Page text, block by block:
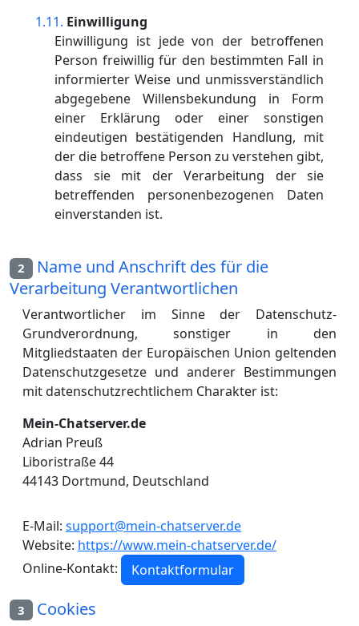
Einwilligung
Einwilligung ist jede von der betroffenen
Person freiwillig für den bestimmten Fall in
informierter Weise und unmissverständlich
abgegebene Willensbekundung in Form
einer Erklärung oder einer sonstigen
eindeutigen bestätigenden Handlung, mit
der die betroffene Person zu verstehen gibt,
dass sie mit der Verarbeitung der sie
betreffenden personenbezogenen Daten
einverstanden ist.
2 Name und Anschrift des für die
Verarbeitung Verantwortlichen
Verantwortlicher im Sinne der Datenschutz-
Grundverordnung, sonstiger in den
Mitgliedstaaten der Europäischen Union geltenden
Datenschutzgesetze und anderer Bestimmungen
mit datenschutzrechtlichem Charakter ist:
Mein-Chatserver.de
Adrian Preuß
Liboristraße 44
44143 Dortmund, Deutschland
E-Mail: support@mein-chatserver.de
Website: https://www.mein-chatserver.de/
Online-Kontakt:
Kontaktformular
3 Cookies